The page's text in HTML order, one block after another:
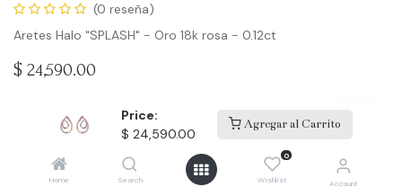
Price:
$ 24,590.00
Agregar al Carrito
Home Search
0
Wishlist Account
(0 reseña)
Aretes Halo "SPLASH" - Oro 18k rosa - 0.12ct
$ 24,590.00
Comprar
Agregar a la lista de deseos